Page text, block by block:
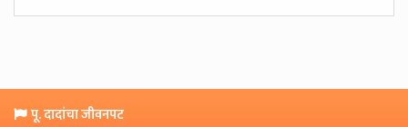
पू. दादांचा जीवनपट